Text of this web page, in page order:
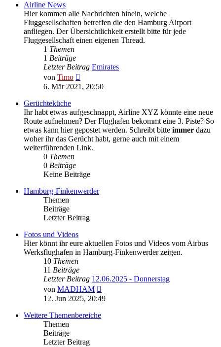
Airline News
Hier kommen alle Nachrichten hinein, welche
Fluggesellschaften betreffen die den Hamburg Airport
anfliegen. Der Übersichtlichkeit erstellt bitte für jede
Fluggesellschaft einen eigenen Thread.
1 Themen
1 Beiträge
Letzter Beitrag Emirates
von Timo
Beitrag
6. Mär 2021, 20:50
Gerüchteküche
Ihr habt etwas aufgeschnappt, Airline XYZ könnte eine neue
Route aufnehmen? Der Flughafen bekommt eine 3. Piste? So
etwas kann hier gepostet werden. Schreibt bitte immer dazu
woher ihr das Gerücht habt, gerne auch mit einem
weiterführenden Link.
0 Themen
0 Beiträge
Keine Beiträge
Hamburg-Finkenwerder
Themen
Beiträge
Letzter Beitrag
Fotos und Videos
Hier könnt ihr eure aktuellen Fotos und Videos vom Airbus
Werksflughafen in Hamburg-Finkenwerder zeigen.
10 Themen
11 Beiträge
Letzter Beitrag 12.06.2025 - Donnerstag
von MADHAM
Beitrag
12. Jun 2025, 20:49
Weitere Themenbereiche
Themen
Beiträge
Letzter Beitrag